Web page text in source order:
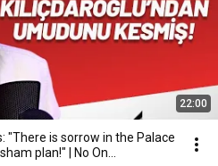
22:00
"There is sorrow in the Palace
plan!" | No On...